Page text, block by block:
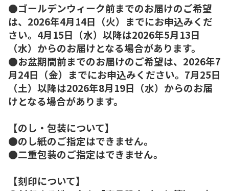
●ゴールデンウィーク前までのお届けのご希望
は、2026年4月14日（火）までにお申込みくだ
さい。4月15日（水）以降は2026年5月13日
（水）からのお届けとなる場合があります。
●お盆期間前までのお届けのご希望は、2026年7
月24日（金）までにお申込みください。7月25日
（土）以降は2026年8月19日（水）からのお届
けとなる場合があります。
【のし・包装について】
●のし紙のご指定はできません。
●二重包装のご指定はできません。
【刻印について】